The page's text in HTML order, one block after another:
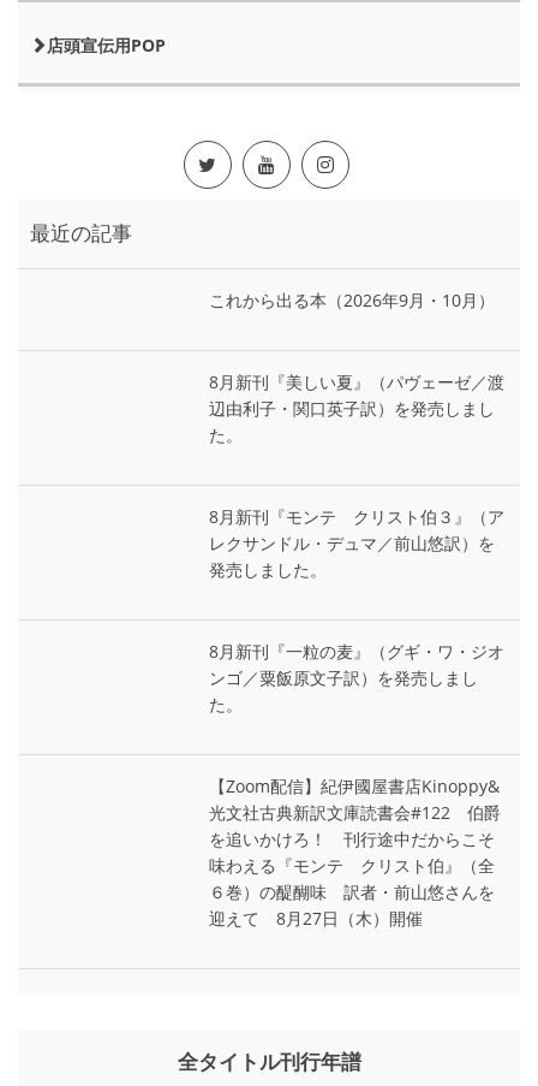
店頭宣伝用POP
最近の記事
これから出る本（2026年9月・10月）
8月新刊『美しい夏』（パヴェーゼ／渡
辺由利子・関口英子訳）を発売しまし
た。
8月新刊『モンテ゠クリスト伯３』（ア
レクサンドル・デュマ／前山悠訳）を
発売しました。
8月新刊『一粒の麦』（グギ・ワ・ジオ
ンゴ／粟飯原文子訳）を発売しまし
た。
【Zoom配信】紀伊國屋書店Kinoppy&
光文社古典新訳文庫読書会#122 伯爵
を追いかけろ！ 刊行途中だからこそ
味わえる『モンテ゠クリスト伯』（全
６巻）の醍醐味 訳者・前山悠さんを
迎えて 8月27日（木）開催
全タイトル刊行年譜